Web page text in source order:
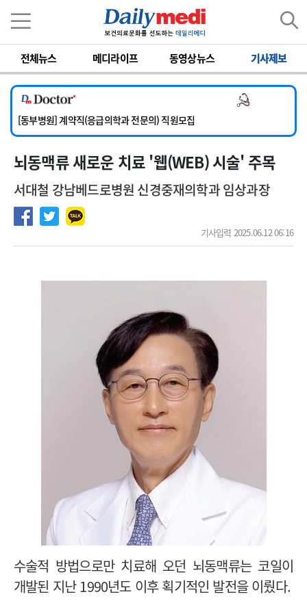
전체뉴스 메디라이프 동영상뉴스 기사제보
[서울아산병원] 2026년 하반기 인턴 모집
[영남대학교의료원] 마취통증의학과 임기제 임상의사 채용
[충남대학교병원] 소아청소년과(소아응급전담) 계약직 의사 공개채용
[동부병원] 계약직(응급의학과 전문의) 직원모집
[이대목동병원] 하반기 전공의(레지던트1년차) 모집
[서울아산병원] 2026년 하반기 인턴 모집
뇌동맥류 새로운 치료 '웹(WEB) 시술' 주목
서대철 강남베드로병원 신경중재의학과 임상과장
기사입력 2025.06.12 06:16
수술적 방법으로만 치료해 오던 뇌동맥류는 코일이
개발된 지난 1990년도 이후 획기적인 발전을 이뤘다.